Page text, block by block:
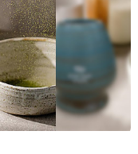
produk ini:
Tate Dudukan